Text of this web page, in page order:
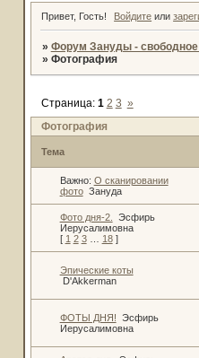
Привет, Гость! Войдите или
» Форум Зануды -
» Фотография
Фотография
Страница: 1 2 3 »
Тема
Важно: О сканировании
фото Зануда
Фото дня-2.
Эсфирь
Иерусалимовна
[ 1 2 3 18 ]
Эпические коты
D'Akkerman
ФОТЫ ДНЯ! Эсфирь
Иерусалимовна